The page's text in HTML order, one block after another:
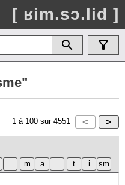
[ ʁim.sɔ.lid ]
1 à 100 sur 4551